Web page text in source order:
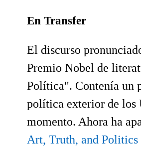
En Transfer
El discurso
Premio Nobel de
Política". Contenía un
política exterior de los
momento. Ahora ha
Art, Truth, and